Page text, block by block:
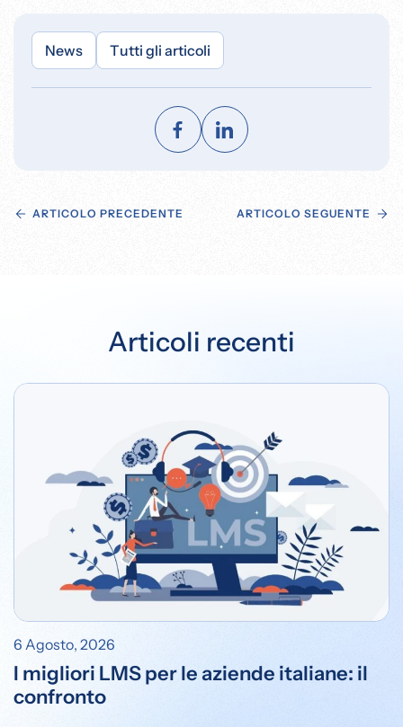
News Tutti gli articoli
ARTICOLO PRECEDENTE ARTICOLO SEGUENTE
Articoli recenti
6 Agosto, 2026
I migliori LMS per le aziende italiane: il
confronto